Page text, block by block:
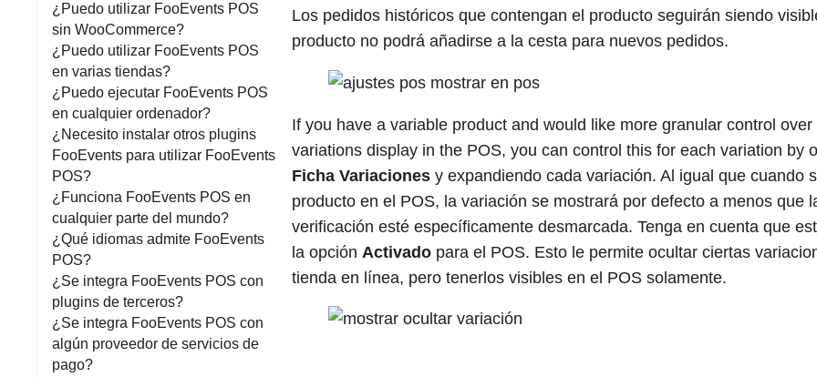
¿Puedo utilizar FooEvents POS
sin WooCommerce?
¿Puedo utilizar FooEvents POS
en varias tiendas?
¿Puedo ejecutar FooEvents POS
en cualquier ordenador?
¿Necesito instalar otros plugins
FooEvents para utilizar FooEvents
POS?
¿Funciona FooEvents POS en
cualquier parte del mundo?
¿Qué idiomas admite FooEvents
POS?
¿Se integra FooEvents POS con
plugins de terceros?
¿Se integra FooEvents POS con
algún proveedor de servicios de
pago?
Los pedidos históricos que contengan el producto seguirán siendo
producto no podrá añadirse a la cesta para nuevos pedidos.
If you have a variable product and would like more granular control over
variations display in the POS, you can control this for each variation by
Ficha Variaciones y expandiendo cada variación. Al igual que cuando
producto en el POS, la variación se mostrará por defecto a menos que
verificación esté específicamente desmarcada. Tenga en cuenta que
la opción Activado para el POS. Esto le permite ocultar ciertas
tienda en línea, pero tenerlos visibles en el POS solamente.